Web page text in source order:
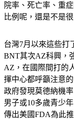
追蹤報告，追蹤
院率、死亡率、重
台灣7月以來這些打
BNT其次AZ科興，
AZ，在國際間打的
揮中心都呼籲注意
政府發現莫德納機
男子或10多歲青少